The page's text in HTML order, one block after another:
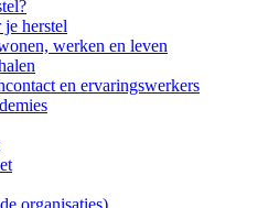
herstel
werken en leven
en ervaringswerkers
organisaties)